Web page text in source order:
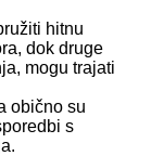
hitnu
dok druge
mogu trajati
obično su
s